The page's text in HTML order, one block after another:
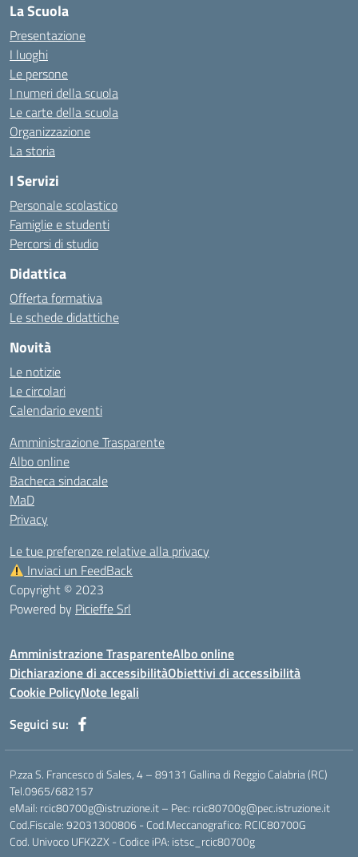
La Scuola
Presentazione
I luoghi
Le persone
I numeri della scuola
Le carte della scuola
Organizzazione
La storia
I Servizi
Personale scolastico
Famiglie e studenti
Percorsi di studio
Didattica
Offerta formativa
Le schede didattiche
Novità
Le notizie
Le circolari
Calendario eventi
Amministrazione Trasparente
Albo online
Bacheca sindacale
MaD
Privacy
Le tue preferenze relative alla privacy
Inviaci un FeedBack
Copyright © 2023
Powered by Picieffe Srl
Amministrazione TrasparenteAlbo online
Dichiarazione di accessibilitàObiettivi di accessibilità
Cookie PolicyNote legali
Seguici su:
P.zza S. Francesco di Sales, 4 – 89131 Gallina di Reggio Calabria (RC)
Tel.0965/682157
eMail: rcic80700g@istruzione.it – Pec: rcic80700g@pec.istruzione.it
Cod.Fiscale: 92031300806 - Cod.Meccanografico: RCIC80700G
Cod. Univoco UFK2ZX - Codice iPA: istsc_rcic80700g